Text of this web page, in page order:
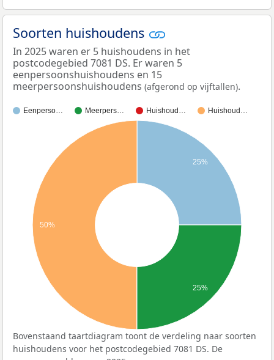
Soorten huishoudens
In 2025 waren er 5 huishoudens in het
postcodegebied 7081 DS. Er waren 5
eenpersoonshuishoudens en 15
meerpersoonshuishoudens (afgerond op vijftallen).
Eenperso… Meerpers… Huishoud… Huishoud…
25%
50%
25%
Bovenstaand taartdiagram toont de verdeling naar soorten
huishoudens voor het postcodegebied 7081 DS. De